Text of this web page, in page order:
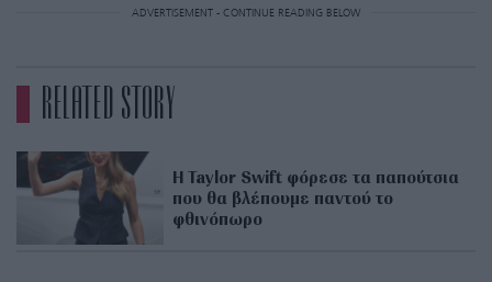
ADVERTISEMENT - CONTINUE READING BELOW
RELATED STORY
H Taylor Swift φόρεσε τα παπούτσια
που θα βλέπουμε παντού το
φθινόπωρο